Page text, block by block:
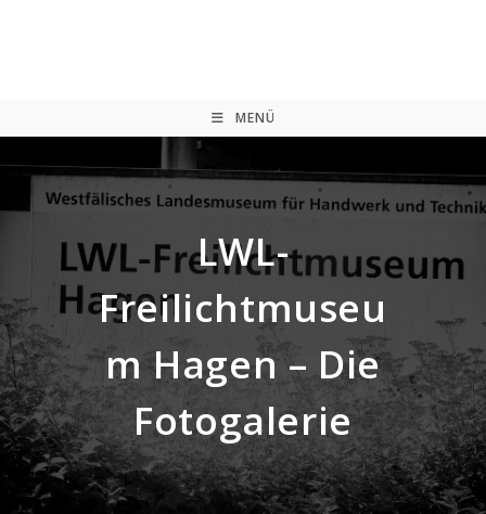
MENÜ
LWL-
Freilichtmuseu
m Hagen – Die
Fotogalerie